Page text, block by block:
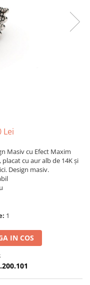
Lei
Masiv cu Efect Maxim
cu aur alb de 14K și
Design masiv.
1
IN COS